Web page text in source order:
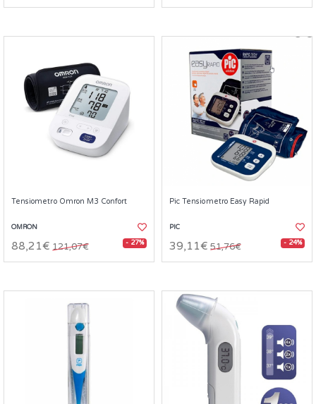
Tensiometro Omron M3 Confort
OMRON
88,21€ 121,07€ - 27%
Pic Tensiometro Easy Rapid
PIC
39,11€ 51,76€ - 24%